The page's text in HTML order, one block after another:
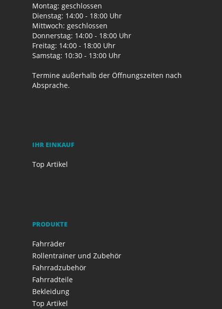
Montag: geschlossen
Dienstag: 14:00 - 18:00 Uhr
Mittwoch: geschlossen
Donnerstag: 14:00 - 18:00 Uhr
Freitag: 14:00 - 18:00 Uhr
Samstag: 10:30 - 13:00 Uhr
Termine außerhalb der Öffnungszeiten nach
Absprache.
IHR EINKAUF
Top Artikel
PRODUKTE
Fahrräder
Rollentrainer und Zubehör
Fahrradzubehör
Fahrradteile
Bekleidung
Top Artikel